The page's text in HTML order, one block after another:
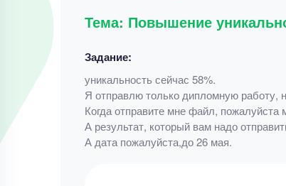
Тема: Повышение
Задание:
уникальность сейчас 58%.
Я отправлю только дипломную работу,
Когда отправите мне файл, пожалуйста
А результат, который вам надо
А дата пожалуйста,до 26 мая.